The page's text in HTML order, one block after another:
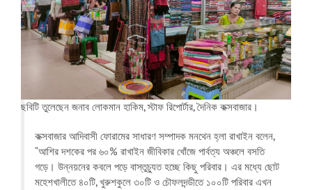
ছবিটি তুলেছেন জনাব লোকমান হাকিম, স্টাফ রিপোর্টার, দৈনিক কক্সবাজার।
কক্সবাজার আদিবাসী ফোরামের সাধারণ সম্পাদক মনথেন হ্লা রাখাইন বলেন,
“আশির দশকের পর ৬০% রাখাইন জীবিকার খোঁজে পার্বত্য অঞ্চলে বসতি
গড়ে। উন্নয়নের কবলে পড়ে বাস্তুচ্যুত হচ্ছে কিছু পরিবার। এর মধ্যে ছোট
মহেশখালীতে ৪০টি, খুরুশকুলে ৩০টি ও চৌফলদন্ডীতে ১০০টি পরিবার এখন